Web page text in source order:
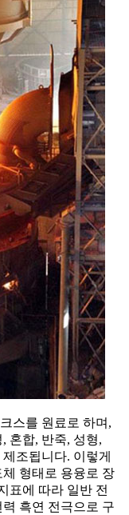
스를 원료로 하며,
혼합, 반죽, 성형,
조됩니다. 이렇게
형태로 용융로 장
표에 따라 일반 전
흑연 전극으로 구